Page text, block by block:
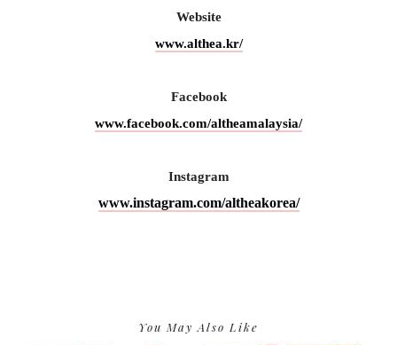
Website
www.althea.kr/
Facebook
www.facebook.com/altheamalaysia/
Instagram
www.instagram.com/altheakorea/
You May Also Like